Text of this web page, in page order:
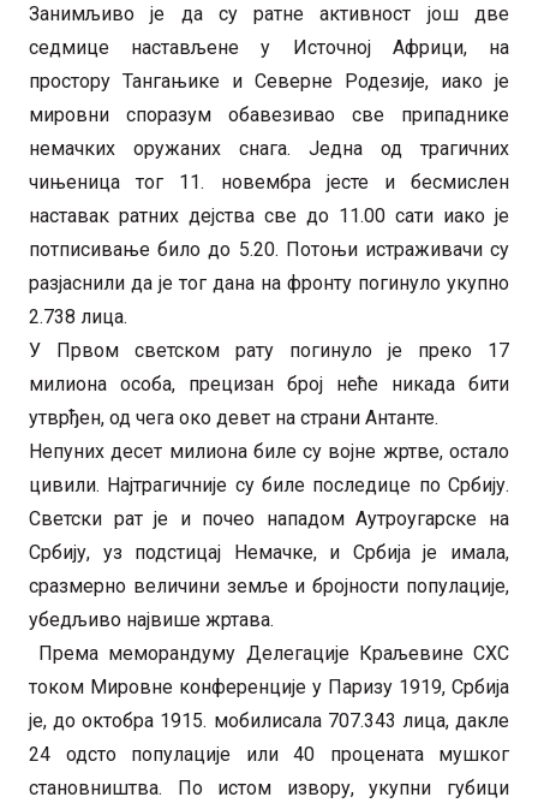
Занимљиво је да су ратне активност још две
седмице настављене у Источној Африци, на
простору Тангањике и Северне Родезије, иако је
мировни споразум обавезивао све припаднике
немачких оружаних снага. Једна од трагичних
чињеница тог 11. новембра јесте и бесмислен
наставак ратних дејства све до 11.00 сати иако је
потписивање било до 5.20. Потоњи истраживачи су
разјаснили да је тог дана на фронту погинуло укупно
2.738 лица.
У Првом светском рату погинуло је преко 17
милиона особа, прецизан број неће никада бити
утврђен, од чега око девет на страни Антанте.
Непуних десет милиона биле су војне жртве, остало
цивили. Најтрагичније су биле последице по Србију.
Светски рат је и почео нападом Аутроугарске на
Србију, уз подстицај Немачке, и Србија је имала,
сразмерно величини земље и бројности популације,
убедљиво највише жртава.
Према меморандуму Делегације Краљевине СХС
током Мировне конференције у Паризу 1919, Србија
је, до октобра 1915. мобилисала 707.343 лица, дакле
24 одсто популације или 40 процената мушког
становништва. По истом извору, укупни губици